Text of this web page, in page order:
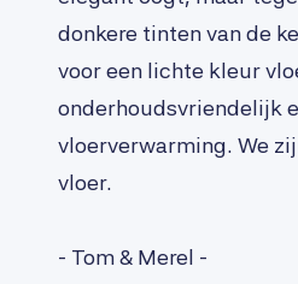
donkere tinten van de
voor een lichte kleur
onderhoudsvriendelijk
vloerverwarming. We
vloer.
- Tom & Merel -